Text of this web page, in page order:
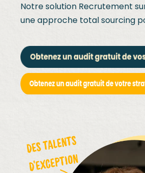
Notre solution Recrutement
une approche total sourcing